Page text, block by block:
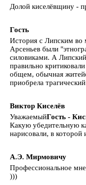
Долой киселёвщину -
Гость
История с Липским во
Арсеньев были
силовиками. А
правильно
общем, обычная
приобрела
Виктор Киселёв
УважаемыйГость -
Какую убедительную
нарисовали, в
А.Э. Мирмовичу
Профессиональное
)))